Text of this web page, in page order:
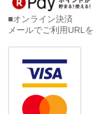
■オンライン決済
メールでご利用URL